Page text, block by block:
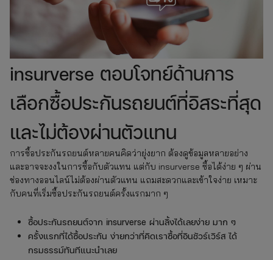
insurverse ตอบโจทย์ด้านการ
เลือกซื้อประกันรถยนต์ที่อิสระที่สุด
และไม่ต้องผ่านตัวแทน
การซื้อประกันรถยนต์หลายคนคิดว่ายุ่งยาก ต้องดูข้อมูลหลายอย่าง
และอาจจะงงในการซื้อกับตัวแทน แต่กับ insurverse ซื้อได้ง่าย ๆ ผ่าน
ช่องทางออนไลน์ไม่ต้องผ่านตัวแทน แถมสะดวกและเข้าใจง่าย เหมาะ
กับคนที่เริ่มซื้อประกันรถยนต์ครั้งแรกมาก ๆ
ซื้อประกันรถยนต์จาก insurverse ผ่านลิ้งได้เลยง่าย มาก ๆ
ครั้งแรกที่ได้ซื้อประกัน ง่ายกว่าที่คิดเราซื้อที่อินชัวร์เวิร์ส ได้
กรมธรรม์ทันทีแนะนำเลย